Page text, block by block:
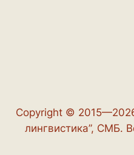
Copyright ©
лингвистика”, СМБ.